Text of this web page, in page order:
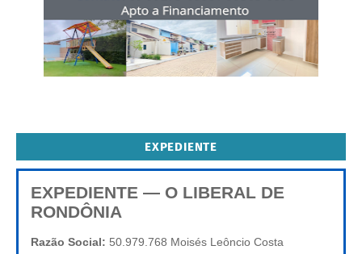
EXPEDIENTE
EXPEDIENTE — O LIBERAL DE
RONDÔNIA
Razão Social: 50.979.768 Moisés Leôncio Costa